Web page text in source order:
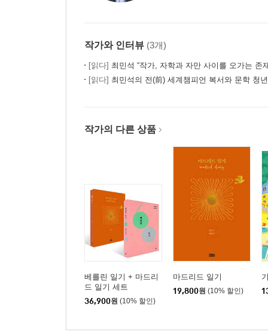
작가와 인터뷰 (3개)
[읽다] 최민석 “작가, 자학과 자만 사이를 오가는 존
[읽다] 최민석의 전(前) 세계챔피언 복서와 문학 청
작가의 다른 상품
베를린 일기 + 마드리
드 일기 세트
36,900원 (10% 할인)
마드리드 일기
19,800원 (10% 할인)